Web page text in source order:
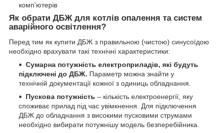
комп'ютерів
Як обрати ДБЖ для котлів опалення та систем
аварійного освітлення?
Перед тим як купити ДБЖ з правильною (чистою) синусоїдою
необхідно врахувати такі технічні характеристики:
Сумарна потужність електроприладів, які будуть
підключені до ДБЖ. Параметр можна знайти у
технічній документації кожної з одиниць обладнання.
Пускова потужність – кількість електроенергії, яку
споживає прилад під час увімкнення. Для підключення
ДБЖ до обладнання з високими пусковими струмами
необхідно вибирати потужнішу модель безперебійника.